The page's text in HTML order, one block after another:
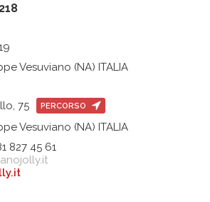
Vesuviano (NA) ITALIA
75 PERCORSO
Vesuviano (NA) ITALIA
827 45 61